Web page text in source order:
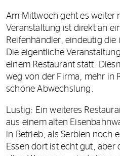
Am Mittwoch geht es weiter
Veranstaltung ist direkt an
Reifenhändler, eindeutig
Die eigentliche
einem Restaurant statt.
weg von der Firma, mehr in
schöne Abwechslung.
Lustig: Ein weiteres
aus einem alten
in Betrieb, als Serbien noch
Essen dort ist echt gut, aber